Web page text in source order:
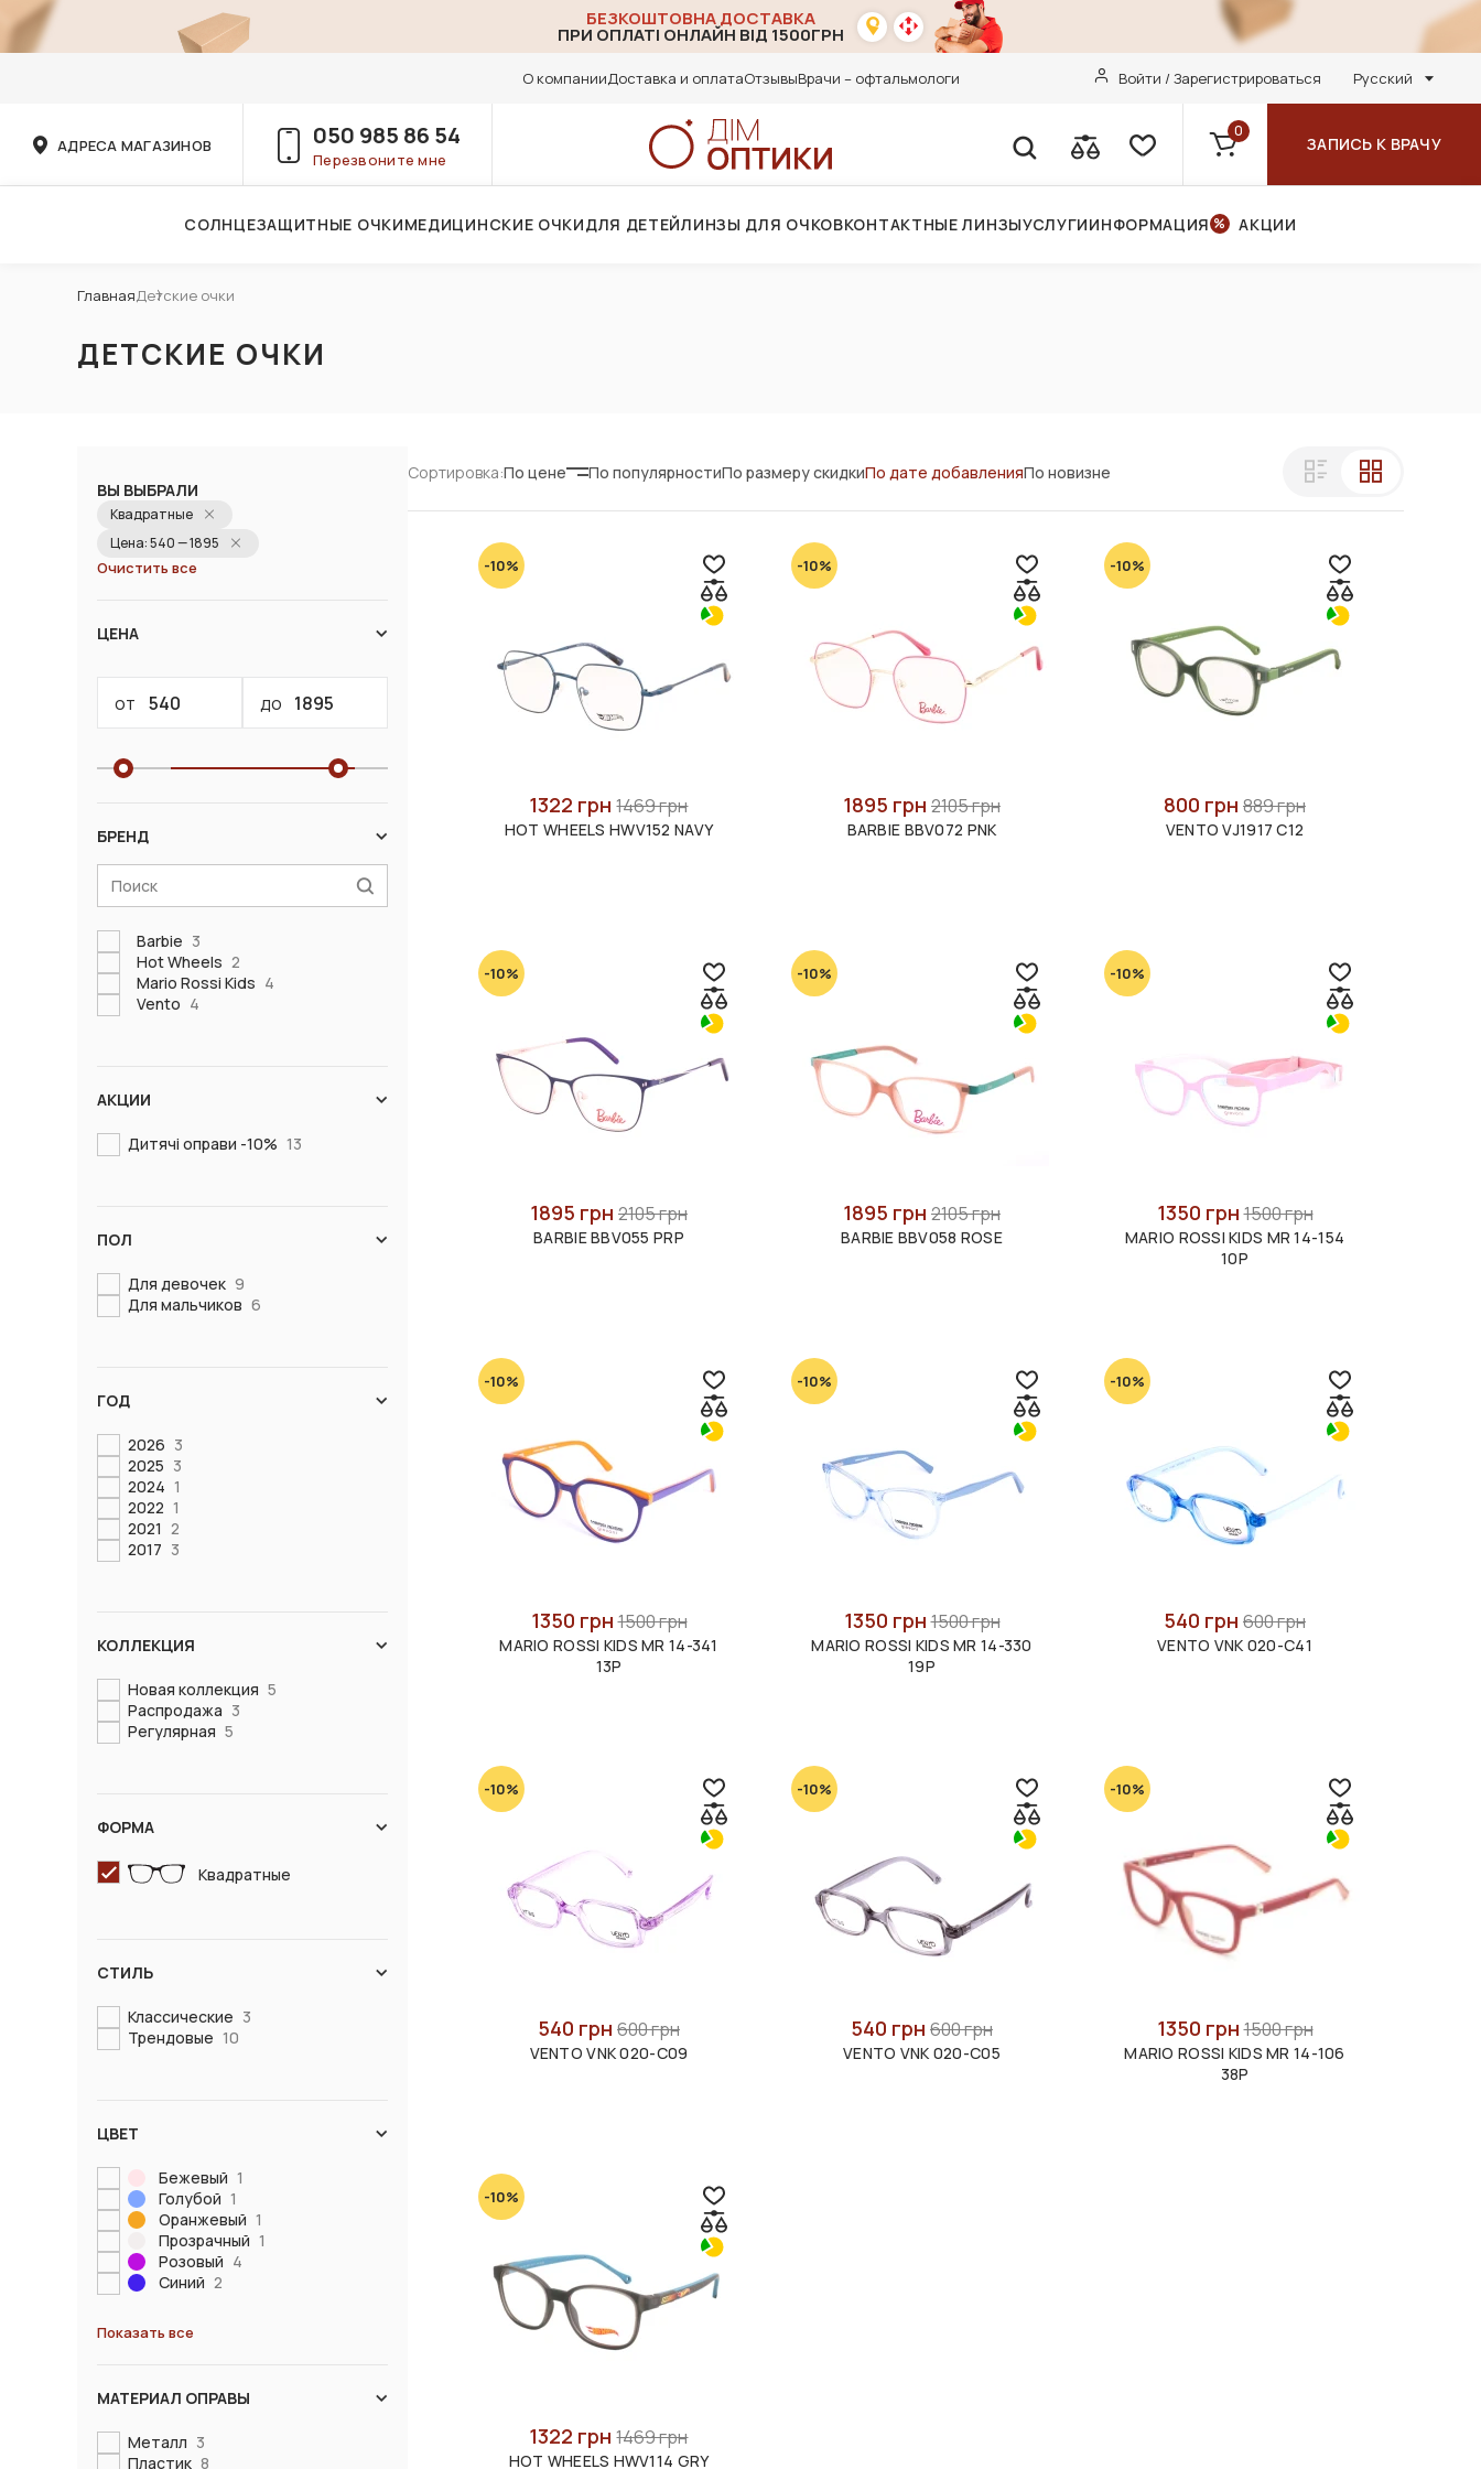
БЕЗКОШТОВНА ДОСТАВКА
ПРИ ОПЛАТІ ОНЛАЙН ВІД 1500ГРН
О компанииДоставка и оплатаОтзывыВрачи – офтальмологи Войти / Зарегистрироваться Русский
АДРЕСА МАГАЗИНОВ 050 985 86 54
Перезвоните мне
0
ЗАПИСЬ К ВРАЧУ
СОЛНЦЕЗАЩИТНЫЕ ОЧКИМЕДИЦИНСКИЕ ОЧКИДЛЯ ДЕТЕЙЛИНЗЫ ДЛЯ ОЧКОВКОНТАКТНЫЕ ЛИНЗЫУСЛУГИИНФОРМАЦИЯ АКЦИИ
ГлавнаяДетские очки
ДЕТСКИЕ ОЧКИ
ВЫ ВЫБРАЛИ
Квадратные
Цена: 540 — 1895
Очистить все
ЦЕНА
от до
БРЕНД
Barbie 3
Hot Wheels 2
Mario Rossi Kids 4
Vento 4
АКЦИИ
Дитячі оправи -10% 13
ПОЛ
Для девочек 9
Для мальчиков 6
ГОД
2026 3
2025 3
2024 1
2022 1
2021 2
2017 3
КОЛЛЕКЦИЯ
Новая коллекция 5
Распродажа 3
Регулярная 5
ФОРМА
Квадратные
СТИЛЬ
Классические 3
Трендовые 10
ЦВЕТ
Бежевый 1
Голубой 1
Оранжевый 1
Прозрачный 1
Розовый 4
Синий 2
Показать все
МАТЕРИАЛ ОПРАВЫ
Металл 3
Пластик 8
Сортировка:По цене По популярностиПо размеру скидкиПо дате добавленияПо новизне
-10%
1322 грн1469 грн
HOT WHEELS HWV152 NAVY
-10%
1895 грн 2105 грн
BARBIE BBV072 PNK
-10%
800 грн 889 грн
VENTO VJ1917 C12
-10%
1895 грн 2105 грн
BARBIE BBV055 PRP
-10%
1895 грн 2105 грн
BARBIE BBV058 ROSE
-10%
1350 грн1500 грн
MARIO ROSSI KIDS MR 14-154
10P
-10%
1350 грн1500 грн
MARIO ROSSI KIDS MR 14-341
13P
-10%
1350 грн1500 грн
MARIO ROSSI KIDS MR 14-330
19P
-10%
540 грн 600 грн
VENTO VNK 020-C41
-10%
540 грн 600 грн
VENTO VNK 020-C09
-10%
540 грн 600 грн
VENTO VNK 020-C05
-10%
1350 грн1500 грн
MARIO ROSSI KIDS MR 14-106
38P
-10%
1322 грн1469 грн
HOT WHEELS HWV114 GRY